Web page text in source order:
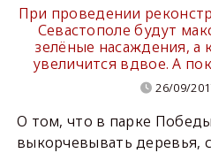
При проведении
Севастополе будут
зелёные насаждения, а
увеличится вдвое. А
26/09/
О том, что в парке
выкорчевывать деревья,